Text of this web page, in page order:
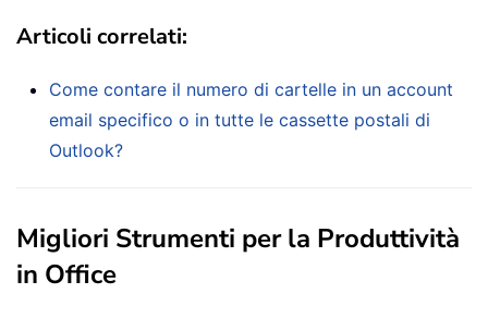
Articoli correlati:
Come contare il numero di cartelle in un account
email specifico o in tutte le cassette postali di
Outlook?
Migliori Strumenti per la Produttività
in Office